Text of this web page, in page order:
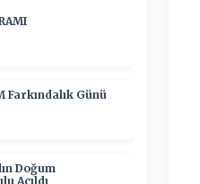
Farkındalık Günü
Doğum
Açıldı